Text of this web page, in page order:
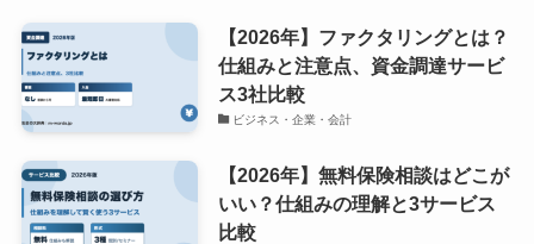
【2026年】ファクタリングとは？
仕組みと注意点、資金調達サービ
ス3社比較
ビジネス・企業・会計
【2026年】無料保険相談はどこが
いい？仕組みの理解と3サービス
比較